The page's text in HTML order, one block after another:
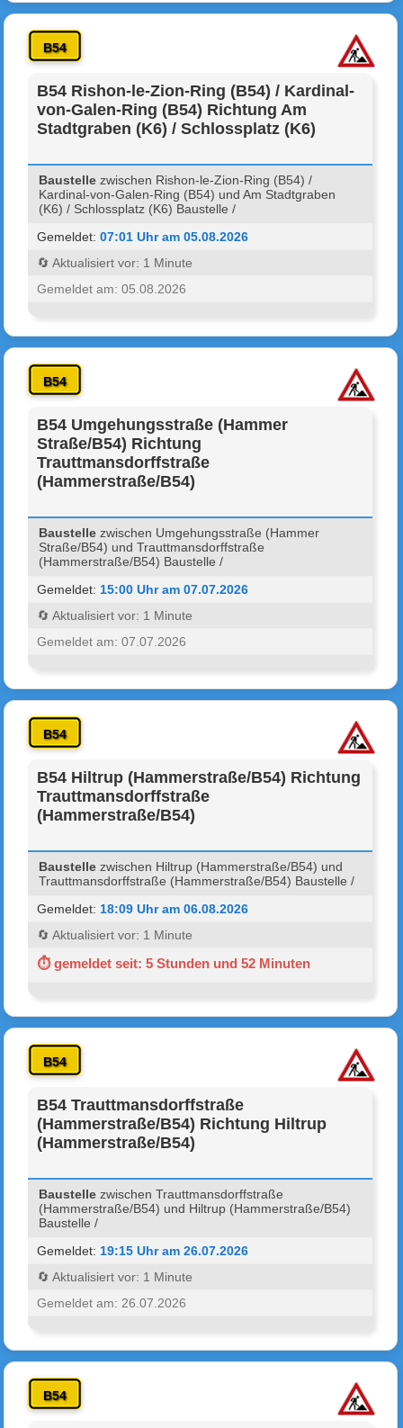
B54
B54 Rishon-le-Zion-Ring (B54) / Kardinal-
von-Galen-Ring (B54) Richtung Am
Stadtgraben (K6) / Schlossplatz (K6)
Baustelle zwischen Rishon-le-Zion-Ring (B54) /
Kardinal-von-Galen-Ring (B54) und Am Stadtgraben
(K6) / Schlossplatz (K6) Baustelle /
Gemeldet:07:01 Uhr am 05.08.2026
🔄 Aktualisiert vor: 1 Minute
Gemeldet am: 05.08.2026
B54
B54 Umgehungsstraße (Hammer
Straße/B54) Richtung
Trauttmansdorffstraße
(Hammerstraße/B54)
Baustelle zwischen Umgehungsstraße (Hammer
Straße/B54) und Trauttmansdorffstraße
(Hammerstraße/B54) Baustelle /
Gemeldet: 15:00 Uhr am 07.07.2026
🔄 Aktualisiert vor: 1 Minute
Gemeldet am: 07.07.2026
B54
B54 Hiltrup (Hammerstraße/B54) Richtung
Trauttmansdorffstraße
(Hammerstraße/B54)
Baustelle zwischen Hiltrup (Hammerstraße/B54) und
Trauttmansdorffstraße (Hammerstraße/B54) Baustelle /
Gemeldet: 18:09 Uhr am 06.08.2026
🔄 Aktualisiert vor: 1 Minute
⏱ gemeldet seit: 5 Stunden und 52 Minuten
B54
B54 Trauttmansdorffstraße
(Hammerstraße/B54) Richtung Hiltrup
(Hammerstraße/B54)
Baustelle zwischen Trauttmansdorffstraße
(Hammerstraße/B54) und Hiltrup (Hammerstraße/B54)
Baustelle /
Gemeldet: 19:15 Uhr am 26.07.2026
🔄 Aktualisiert vor: 1 Minute
Gemeldet am: 26.07.2026
B54